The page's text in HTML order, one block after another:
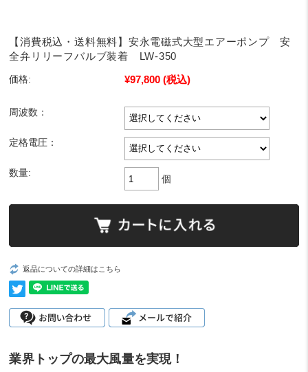
【消費税込・送料無料】安永電磁式大型エアーポンプ 安
全弁リリーフバルブ装着 LW-350
価格: ¥97,800 (税込)
周波数：
定格電圧：
数量:
個
返品についての詳細はこちら
業界トップの最大風量を実現！